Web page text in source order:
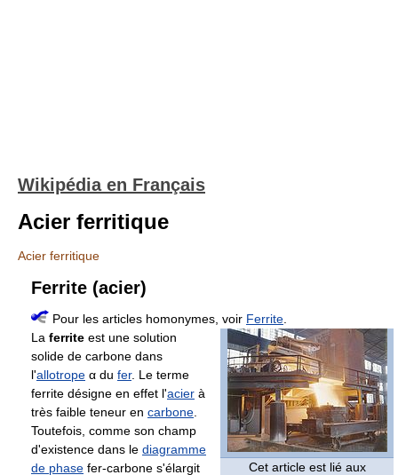
Wikipédia en Français
Acier ferritique
Acier ferritique
Ferrite (acier)
Pour les articles homonymes, voir Ferrite
Cet article est lié aux
La ferrite est une solution
solide de carbone dans
l'allotrope α du fer. Le terme
ferrite désigne en effet l'acier à
très faible teneur en carbone
Toutefois, comme son champ
d'existence dans le diagramme
de phase fer-carbone s'élargit